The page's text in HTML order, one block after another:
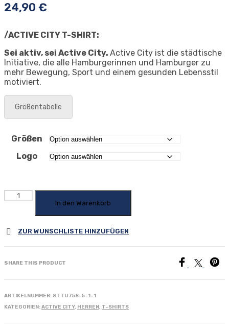
24,90 €
/ACTIVE CITY T-SHIRT:
Sei aktiv, sei Active City. Active City ist die städtische
Initiative, die alle Hamburgerinnen und Hamburger zu
mehr Bewegung, Sport und einem gesunden Lebensstil
motiviert.
Größentabelle
Größen
Logo
T-
Shirt
Unisex
Menge
In den Warenkorb
ZUR WUNSCHLISTE HINZUFÜGEN
SHARE THIS PRODUCT
ARTIKELNUMMER: STTU758-5-1-1
KATEGORIEN:ACTIVE CITY, HERREN, T-SHIRTS